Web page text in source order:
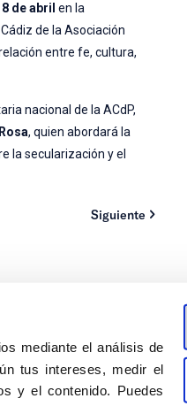
mediante el análisis de
tus intereses, medir el
y el contenido. Puedes
8 de abril en la
de la Asociación
entre fe, cultura,
nacional de la ACdP,
, quien abordará la
la secularización y el
Siguiente